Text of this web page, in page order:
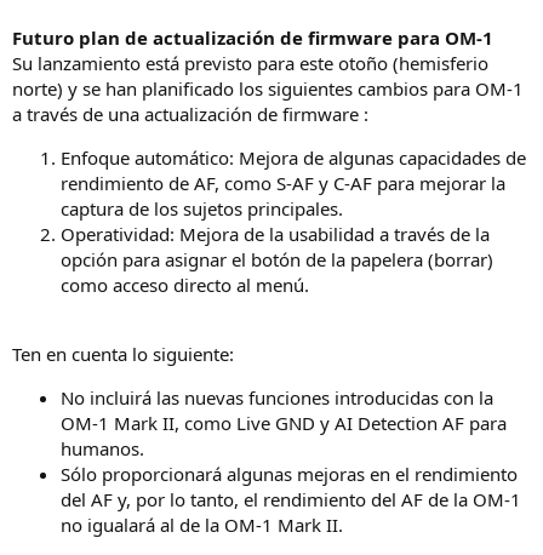
Futuro plan de actualización de firmware para OM‑1
Su lanzamiento está previsto para este otoño (hemisferio
norte) y se han planificado los siguientes cambios para OM‑1
a través de una actualización de firmware :
Enfoque automático: Mejora de algunas capacidades de
rendimiento de AF, como S-AF y C-AF para mejorar la
captura de los sujetos principales.
Operatividad: Mejora de la usabilidad a través de la
opción para asignar el botón de la papelera (borrar)
como acceso directo al menú.
Ten en cuenta lo siguiente:
No incluirá las nuevas funciones introducidas con la
OM‑1 Mark II, como Live GND y AI Detection AF para
humanos.
Sólo proporcionará algunas mejoras en el rendimiento
del AF y, por lo tanto, el rendimiento del AF de la OM‑1
no igualará al de la OM‑1 Mark II.